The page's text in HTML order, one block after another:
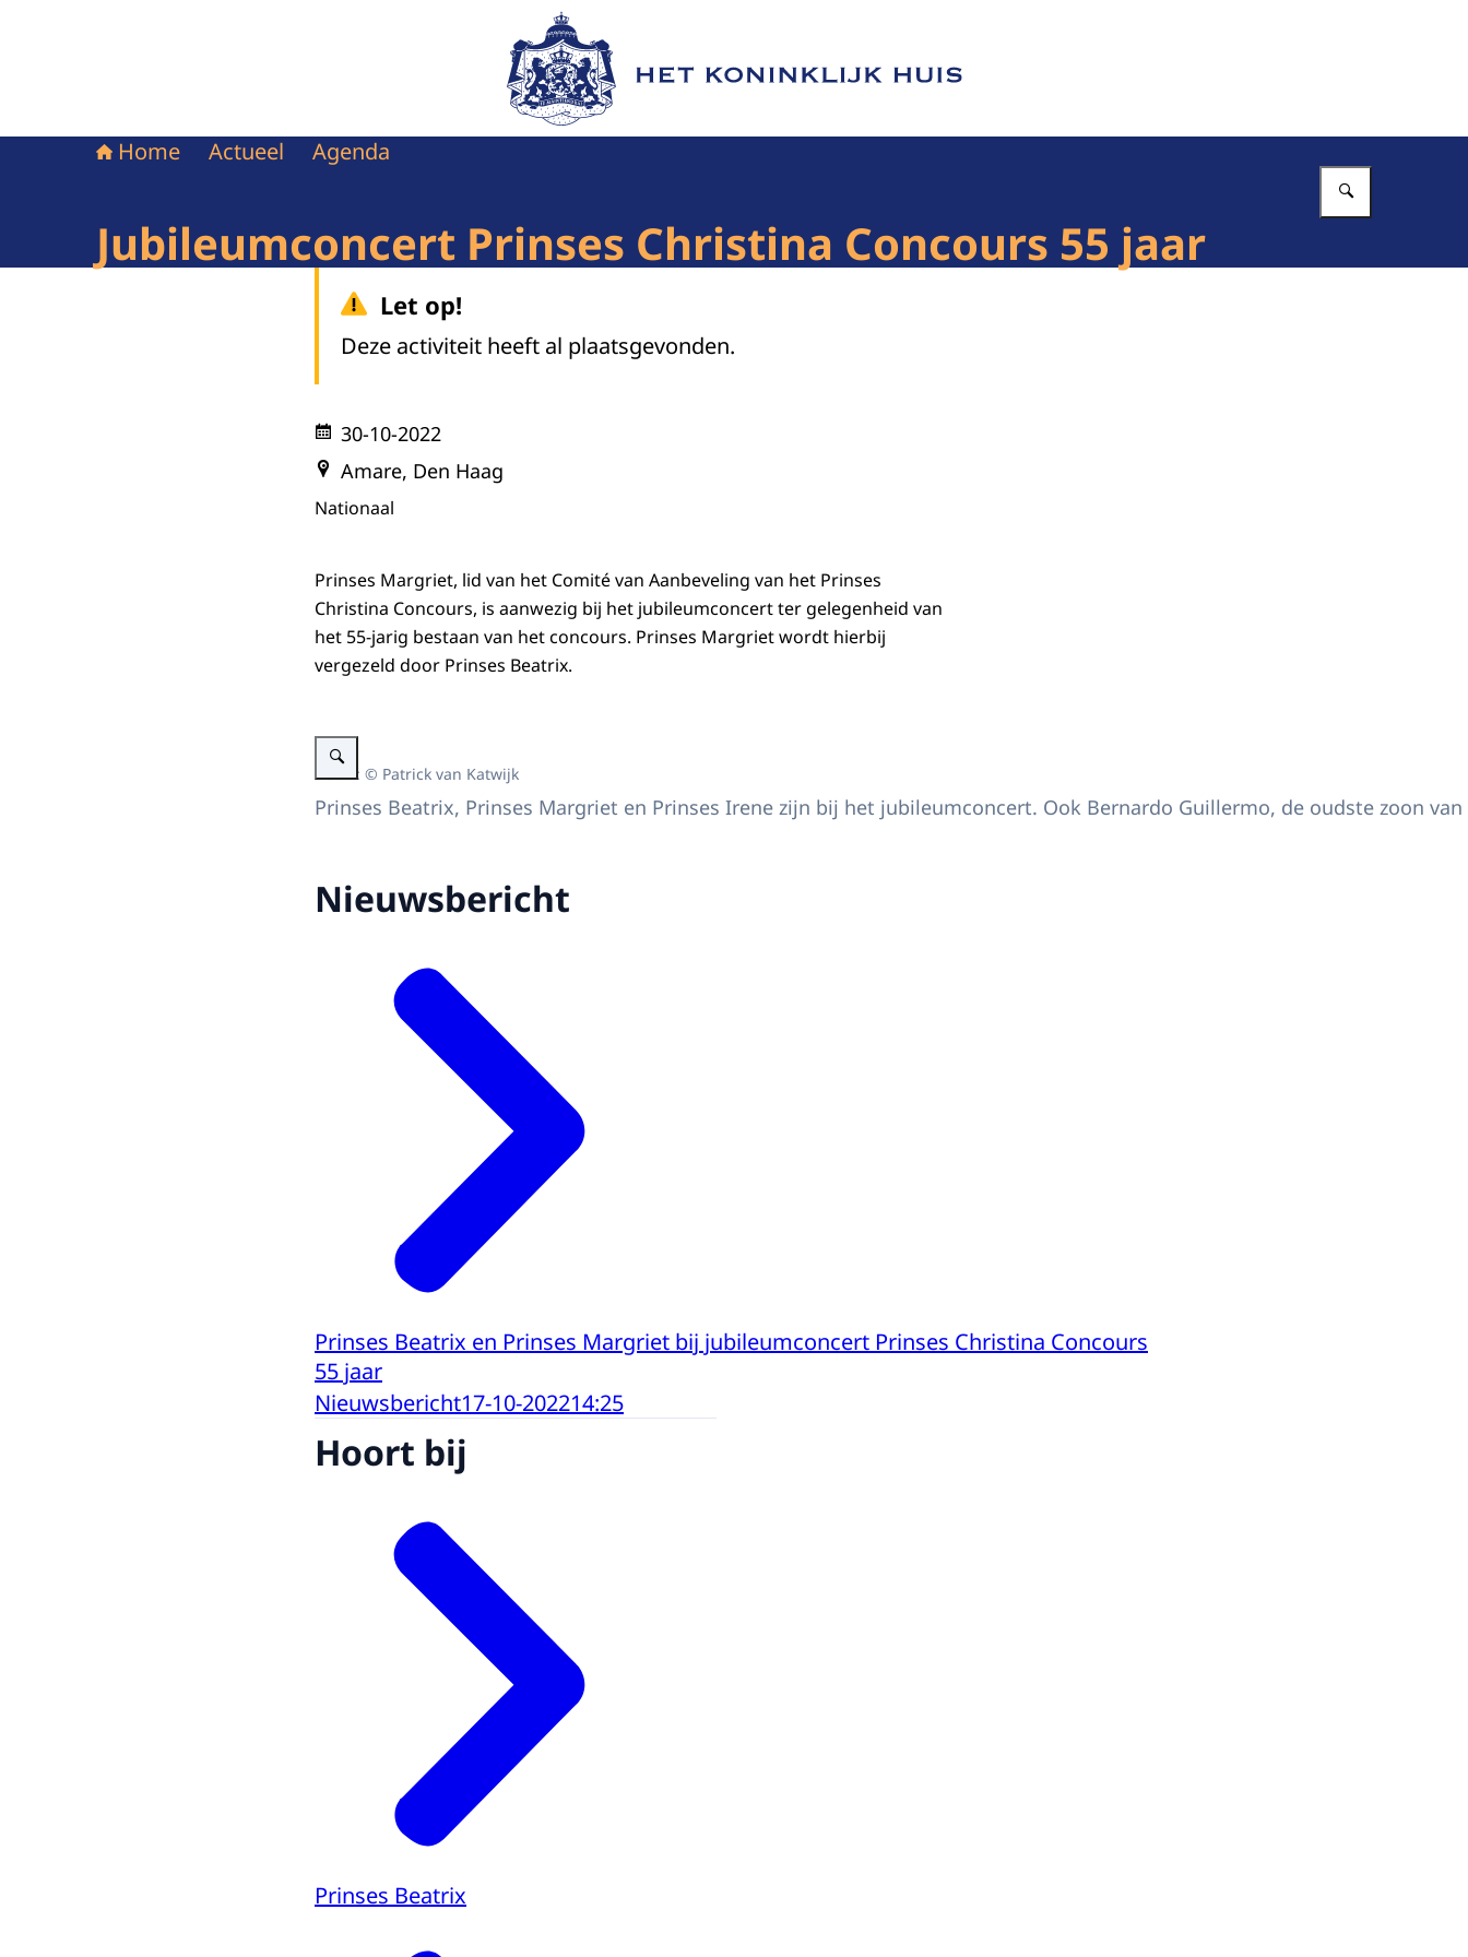
Naar de homepage van Het Koninklijk Huis
Home Actueel Agenda
Jubileumconcert Prinses Christina Concours 55 jaar
Let op!
Deze activiteit heeft al plaatsgevonden.
30-10-2022
Amare, Den Haag
Nationaal
Prinses Margriet, lid van het Comité van Aanbeveling van het Prinses
Christina Concours, is aanwezig bij het jubileumconcert ter gelegenheid van
het 55-jarig bestaan van het concours. Prinses Margriet wordt hierbij
vergezeld door Prinses Beatrix.
Vergroot afbeelding Prinses Beatrix, Prinses Margriet en Prinses Irene zijn bij het jubileumconcert van het Prinses Christina Concours
Beeld: © Patrick van Katwijk
Prinses Beatrix, Prinses Margriet en Prinses Irene zijn bij het jubileumconcert. Ook Bernardo Guillermo, de oudste zoon
Nieuwsbericht
Prinses Beatrix en Prinses Margriet bij jubileumconcert Prinses Christina Concours
55 jaar
Nieuwsbericht17-10-202214:25
Hoort bij
Prinses Beatrix